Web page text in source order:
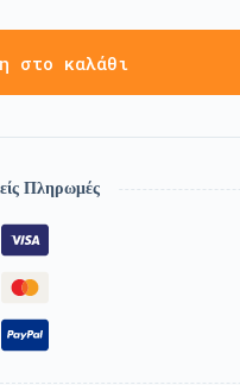
στο καλάθι
Πληρωμές